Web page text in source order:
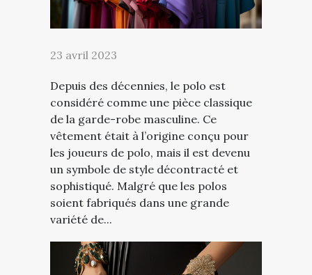
23 avril 2023
Depuis des décennies, le polo est
considéré comme une pièce classique
de la garde-robe masculine. Ce
vêtement était à l’origine conçu pour
les joueurs de polo, mais il est devenu
un symbole de style décontracté et
sophistiqué. Malgré que les polos
soient fabriqués dans une grande
variété de...